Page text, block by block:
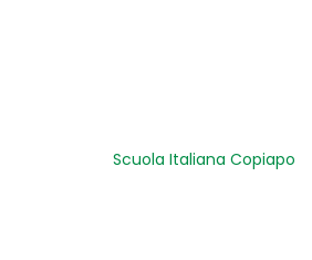
Scuola Italiana Copiapo